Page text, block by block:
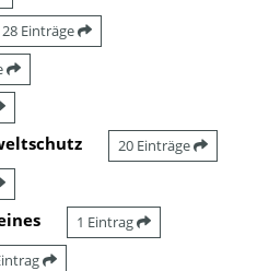
28 Einträge
20 Einträge
1 Eintrag